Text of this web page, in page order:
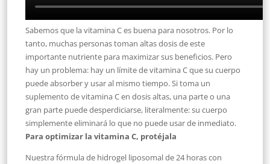
Sabemos que la vitamina C es buena para nosotros. Por lo
tanto, muchas personas toman altas dosis de este
importante nutriente para maximizar sus beneficios. Pero
hay un problema: hay un límite de vitamina C que su cuerpo
puede absorber y usar al mismo tiempo. Si toma un
suplemento de vitamina C en dosis altas, una parte o una
gran parte puede desperdiciarse, literalmente: su cuerpo
simplemente eliminará lo que no puede usar de inmediato.
Para optimizar la vitamina C, protéjala
Nuestra fórmula de hidrogel liposomal de 24 horas con